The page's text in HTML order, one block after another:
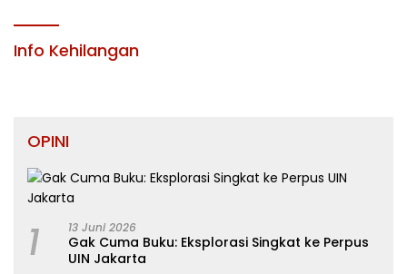
Info Kehilangan
OPINI
1 13 Juni 2026
Gak Cuma Buku: Eksplorasi Singkat ke Perpus
UIN Jakarta